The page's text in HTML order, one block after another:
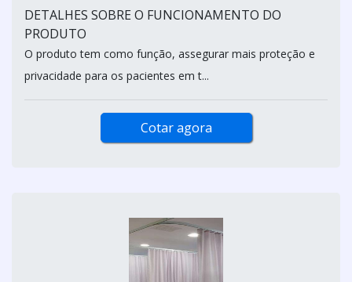
DETALHES SOBRE O FUNCIONAMENTO DO
PRODUTO
O produto tem como função, assegurar mais proteção e
privacidade para os pacientes em t...
Cotar agora